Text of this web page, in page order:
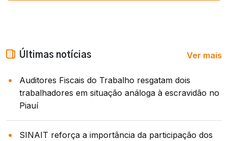
Últimas notícias Ver mais
Auditores Fiscais do Trabalho resgatam dois
trabalhadores em situação análoga à escravidão no
Piauí
SINAIT reforça a importância da participação dos